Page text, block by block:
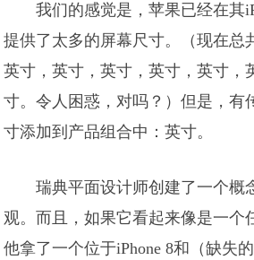
我们的感觉是，苹果已经在其
提供了太多的屏幕尺寸。（现在总
英寸，英寸，英寸，英寸，英寸，
寸。令人困惑，对吗？）但是，有
寸添加到产品组合中：英寸。
瑞典平面设计师创建了一个概
观。而且，如果它看起来像是一个
他拿了一个位于iPhone 8和（缺失